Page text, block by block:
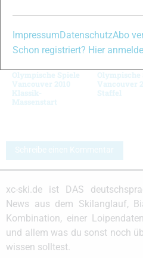
Olympische Spiele
Vancouver 2010
Klassik-
Massenstart
Olympische
Vancouver
Staffel
Schreibe einen Kommentar
xc-ski.de ist DAS
News aus dem Skilanglauf,
Kombination, einer
und allem was du sonst noch
wissen solltest.
Impressum DatenschutzAbo
Schon registriert? Hier